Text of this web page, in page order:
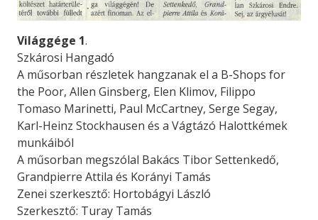
Világgége 1.
Szkárosi Hangadó
A műsorban részletek hangzanak el a B-Shops for
the Poor, Allen Ginsberg, Elen Klimov, Filippo
Tomaso Marinetti, Paul McCartney, Serge Segay,
Karl-Heinz Stockhausen és a Vágtázó Halottkémek
munkáiból
A műsorban megszólal Bakács Tibor Settenkedő,
Grandpierre Attila és Korányi Tamás
Zenei szerkesztő: Hortobágyi László
Szerkesztő: Turay Tamás